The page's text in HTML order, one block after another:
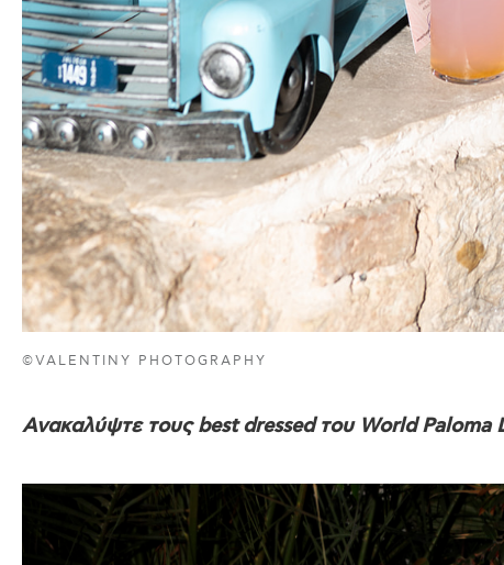
©VALENTINY PHOTOGRAPHY
Ανακαλύψτε τους best dressed του World Paloma